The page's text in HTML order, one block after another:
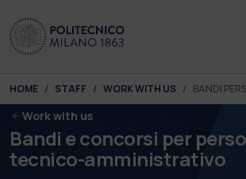
You are here:
HOME STAFF WORK WITH US BANDI
Work with us
Bandi e concorsi per
tecnico-amministrativo